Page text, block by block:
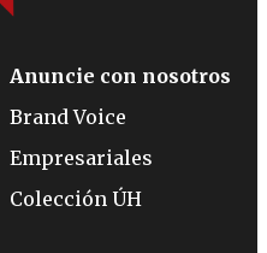
Anuncie con nosotros
Brand Voice
Empresariales
Colección ÚH